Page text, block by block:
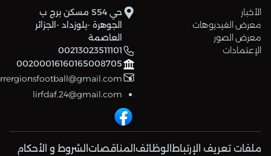
الأخبار
معرض الفيديوهات
معرض الصور
الإعتمادات
حي 554 مسكن برج ب
الجوهرة -بلوزداد -الجزائر
العاصمة
00213023511101
00200016160165008705
lirfdaf.24@gmail.com
ملفات تعريف الإرتباط الوظائف المناقصات الشروط و الأحكام